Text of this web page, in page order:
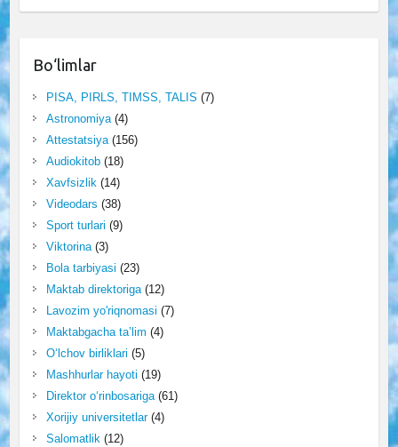
Bo‘limlar
PISA, PIRLS, TIMSS, TALIS (7)
Astronomiya(4)
Attestatsiya(156)
Audiokitob(18)
Xavfsizlik(14)
Videodars (38)
Sport turlari (9)
Viktorina(3)
Bola tarbiyasi (23)
Maktab direktoriga(12)
Lavozim yo'riqnomasi (7)
Maktabgacha ta’lim (4)
O‘lchov birliklari (5)
Mashhurlar hayoti (19)
Direktor o‘rinbosariga(61)
Xorijiy universitetlar(4)
Salomatlik(12)